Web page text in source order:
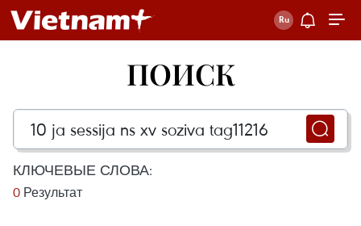
ПОИСК
КЛЮЧЕВЫЕ СЛОВА:
0 Результат